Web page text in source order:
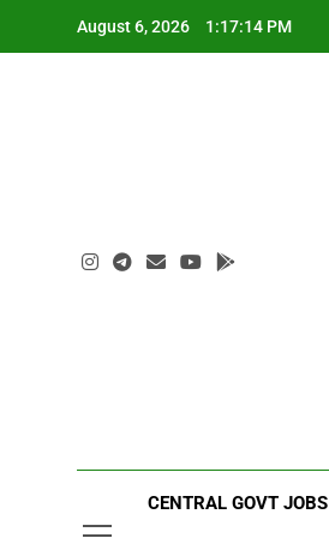
August 6, 2026 1:17:15 PM
CENTRAL GOVT JOBS